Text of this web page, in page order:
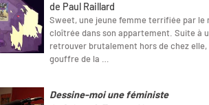
de Paul Raillard
Sweet, une jeune femme terrifiée par le
cloîtrée dans son appartement. Suite à
retrouver brutalement hors de chez
gouffre de la …
Dessine-moi une féministe